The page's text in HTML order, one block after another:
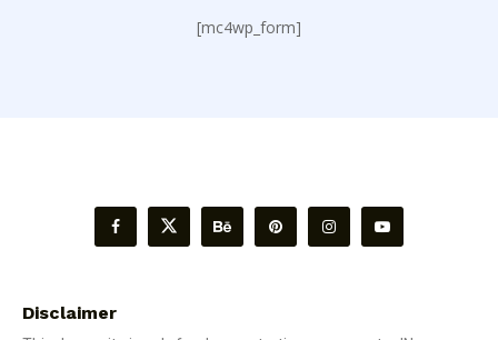
[mc4wp_form]
Disclaimer